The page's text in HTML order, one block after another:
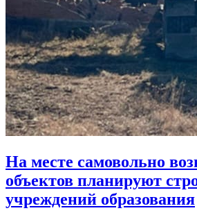
На месте самовольно
объектов планируют
учреждений образования